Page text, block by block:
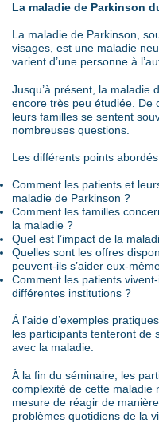
La maladie de Parkinson
La maladie de Parkinson,
visages, est une maladie
varient d’une personne à
Jusqu’à présent, la maladie
encore très peu étudiée. De
leurs familles se sentent
nombreuses questions.
Les différents points
Comment les patients et
maladie de Parkinson ?
Comment les familles
la maladie ?
Quel est l’impact de la
Quelles sont les offres
peuvent-ils s’aider eux-
Comment les patients
différentes institutions ?
À l’aide d’exemples
les participants tenteront de
avec la maladie.
À la fin du séminaire, les
complexité de cette maladie
mesure de réagir de
problèmes quotidiens de la